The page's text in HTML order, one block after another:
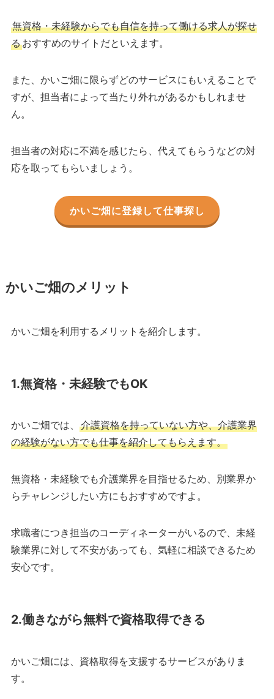
無資格・未経験からでも自信を持って働ける求人が探せ
るおすすめのサイトだといえます。
また、かいご畑に限らずどのサービスにもいえることで
すが、担当者によって当たり外れがあるかもしれませ
ん。
担当者の対応に不満を感じたら、代えてもらうなどの対
応を取ってもらいましょう。
かいご畑に登録して仕事探し
かいご畑のメリット
かいご畑を利用するメリットを紹介します。
1.無資格・未経験でもOK
かいご畑では、 介護資格を持っていない方や、介護業界
の経験がない方でも仕事を紹介してもらえます。
無資格・未経験でも介護業界を目指せるため、別業界か
らチャレンジしたい方にもおすすめですよ。
求職者につき担当のコーディネーターがいるので、未経
験業界に対して不安があっても、気軽に相談できるため
安心です。
2.働きながら無料で資格取得できる
かいご畑には、資格取得を支援するサービスがありま
す。